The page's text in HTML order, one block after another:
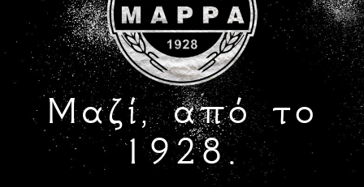
Μαζί, από το
1928.